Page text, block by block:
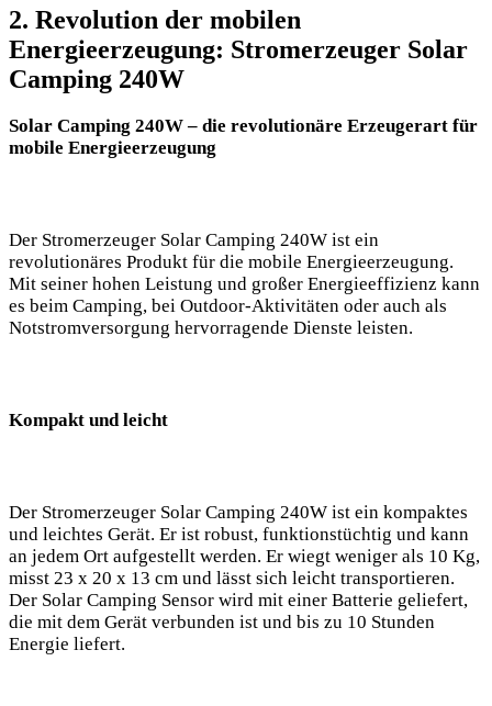
2.​ Revolution der mobilen
Energieerzeugung: Stromerzeuger Solar‌
Camping 240W
Solar Camping 240W –⁣ die revolutionäre Erzeugerart für‍
mobile ⁤Energieerzeugung
Der‌ Stromerzeuger Solar Camping 240W ist ein⁢
revolutionäres Produkt​ für⁤ die mobile⁢ Energieerzeugung.
⁤Mit⁤ seiner hohen Leistung und großer Energieeffizienz ⁣kann
es beim Camping, bei Outdoor-Aktivitäten oder auch als
Notstromversorgung hervorragende Dienste leisten. ⁣
Kompakt und leicht
Der ⁣Stromerzeuger ⁤Solar Camping⁣ 240W ist ein‌ kompaktes
und leichtes Gerät. Er⁣ ist robust,‍ funktionstüchtig und kann
an jedem Ort aufgestellt​ werden. ⁣Er wiegt ‌weniger als 10 Kg,
misst 23 x ‌20 x 13 cm und ‍lässt ⁤sich ⁤leicht transportieren.
Der Solar‌ Camping Sensor wird mit einer ‍Batterie‌ geliefert,
⁤die mit dem Gerät ‍verbunden ist und bis zu⁢ 10 Stunden
⁢Energie liefert.